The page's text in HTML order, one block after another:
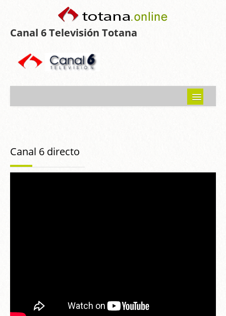
Canal 6 Televisión Totana
Programas emitidos
Canal 6 directo